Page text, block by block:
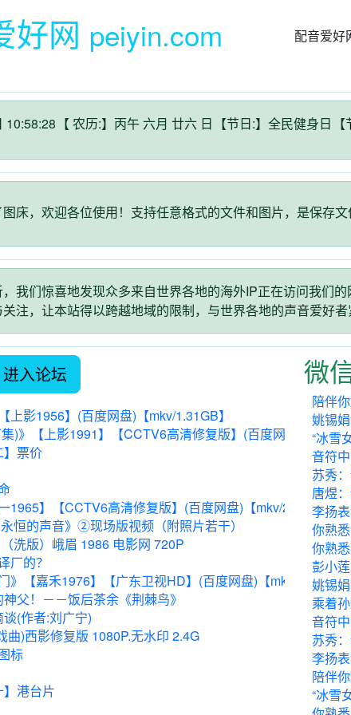
好网 peiyin.com 配音爱好
10:58:29 【 农历:】丙午 六月 廿六 日 【节日:】全民健身日
床，欢迎各位使用！支持任意格式的文件和图片，是保存文
我们惊喜地发现众多来自世界各地的海外IP正在访问我们
注，让本站得以跨越地域的限制，与世界各地的声音爱好
进入论坛
上影1956】(百度网盘)【mkv/1.31GB】
集)》【上影1991】【CCTV6高清修复版】(百度网盘)【mkv...
】票价
1965】【CCTV6高清修复版】(百度网盘)【mkv/2.93G...
永恒的声音》②现场版视频（附照片若干）
洗版）峨眉 1986 电影网 720P
厂的？
》【嘉禾1976】【广东卫视HD】(百度网盘)【mkv/2.58G...
父！－－饭后茶余《荆棘鸟》
(作者:刘广宁)
曲)西影修复版 1080P.无水印 2.4G
标
港台片
微
陪伴
姚锡
“冰雪
音符中
苏秀
唐煜
李扬
你熟
你熟
彭小
姚锡
乘着
音符中
苏秀
李扬
陪伴
“冰雪